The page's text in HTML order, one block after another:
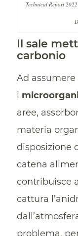
Technical Report
Il sale
carbonio
Ad
i
aree,
materia
disposizione
catena
contribuisce
cattura
problema,